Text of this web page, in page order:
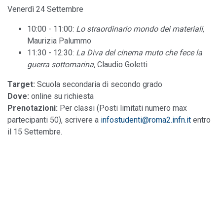
Venerdì 24 Settembre
10:00 - 11:00: Lo straordinario mondo dei materiali,
Maurizia Palummo
11:30 - 12:30: La Diva del cinema muto che fece la
guerra sottomarina, Claudio Goletti
Target: Scuola secondaria di secondo grado
Dove: online su richiesta
Prenotazioni: Per classi (Posti limitati numero max
partecipanti 50), scrivere a infostudenti@roma2.infn.it entro
il 15 Settembre.